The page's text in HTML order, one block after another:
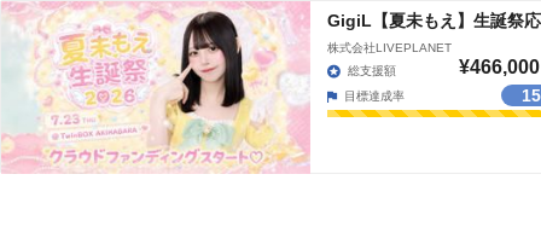
GigiL【夏未もえ】生誕祭
株式会社LIVEPLANET
総支援額
¥466,000
目標達成率